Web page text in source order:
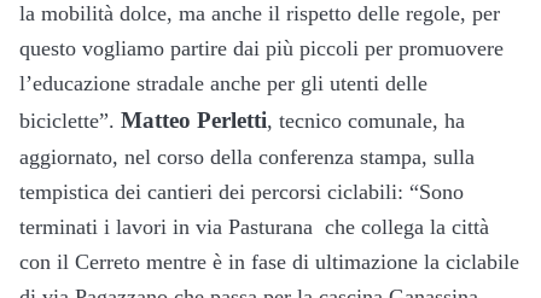
la mobilità dolce, ma anche il rispetto delle regole, per
questo vogliamo partire dai più piccoli per promuovere
l’educazione stradale anche per gli utenti delle
biciclette”. Matteo Perletti, tecnico comunale, ha
aggiornato, nel corso della conferenza stampa, sulla
tempistica dei cantieri dei percorsi ciclabili: “Sono
terminati i lavori in via Pasturana che collega la città
con il Cerreto mentre è in fase di ultimazione la ciclabile